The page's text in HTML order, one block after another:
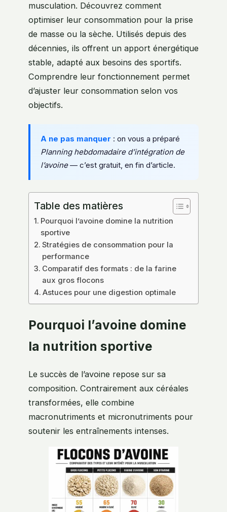
musculation. Découvrez comment
optimiser leur consommation pour la prise
de masse ou la sèche. Utilisés depuis des
décennies, ils offrent un apport énergétique
stable, adapté aux besoins des sportifs.
Comprendre leur fonctionnement permet
d’ajuster leur consommation selon vos
objectifs.
A ne pas manquer : on vous a préparé
Planning hebdomadaire d’intégration de
l’avoine— c’est gratuit, en fin d’article.
Table des matières
Pourquoi l’avoine domine la nutrition
sportive
Stratégies de consommation pour la
performance
Comparatif des formats : de la farine
aux gros flocons
Astuces pour une digestion optimale
Pourquoi l’avoine domine
la nutrition sportive
Le succès de l’avoine repose sur sa
composition. Contrairement aux céréales
transformées, elle combine
macronutriments et micronutriments pour
soutenir les entraînements intenses.